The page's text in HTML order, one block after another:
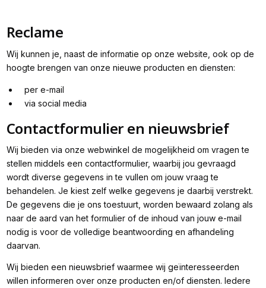
Reclame
Wij kunnen je, naast de informatie op onze website, ook op de
hoogte brengen van onze nieuwe producten en diensten:
per e-mail
via social media
Contactformulier en nieuwsbrief
Wij bieden via onze webwinkel de mogelijkheid om vragen te
stellen middels een contactformulier, waarbij jou gevraagd
wordt diverse gegevens in te vullen om jouw vraag te
behandelen. Je kiest zelf welke gegevens je daarbij verstrekt.
De gegevens die je ons toestuurt, worden bewaard zolang als
naar de aard van het formulier of de inhoud van jouw e-mail
nodig is voor de volledige beantwoording en afhandeling
daarvan.
Wij bieden een nieuwsbrief waarmee wij geïnteresseerden
willen informeren over onze producten en/of diensten. Iedere